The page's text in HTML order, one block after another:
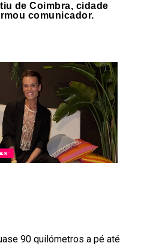
de Coimbra, cidade
comunicador.
90 quilómetros a pé até